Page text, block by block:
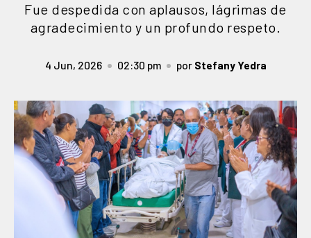
Fue despedida con aplausos, lágrimas de
agradecimiento y un profundo respeto.
4 Jun, 2026 02:30 pm por Stefany Yedra